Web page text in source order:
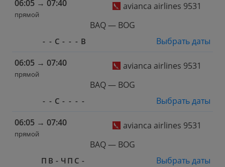
06:05 → 07:40
прямой
avianca airlines 9531
BAQ — BOG
- - С - - - В
Выбрать даты
06:05 → 07:40
прямой
avianca airlines 9531
BAQ — BOG
- - С - - - -
Выбрать даты
06:05 → 07:40
прямой
avianca airlines 9531
BAQ — BOG
П В - Ч П С -
Выбрать даты